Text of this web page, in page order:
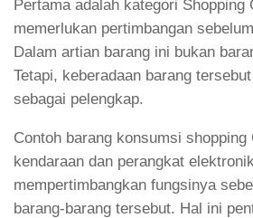
Pertama adalah kategori Shopping
memerlukan pertimbangan
Dalam artian barang ini bukan
Tetapi, keberadaan barang
sebagai pelengkap.
Contoh barang konsumsi shopping
kendaraan dan perangkat
mempertimbangkan fungsinya
barang-barang tersebut. Hal ini